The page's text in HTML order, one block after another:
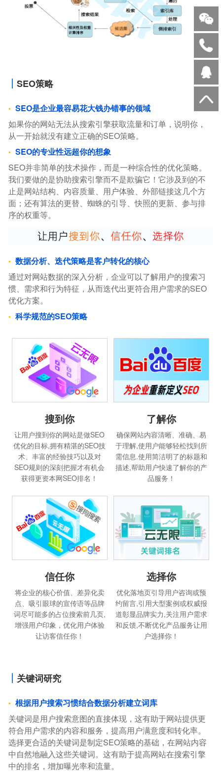
SEO策略
SEO是企业最容易花大钱办错事的领域
如果你的网站无法从搜索引擎获取流量和订单，说明你，
从一开始就没有建立正确的SEO策略。
SEO的专业性远超你的想象
SEO并非简单的技术操作，而是一种综合性的优化策略。
我们要做的是协助搜索引擎而不是欺骗它！它涉及到的不
止是网站结构、内容质量、用户体验、外部链接这几个方
面；还有算法的更替、蜘蛛的引导、快照的更新、参与排
序的权重等。
数据分析、迭代策略是客户转化的核心
通过对网站数据的深入分析，企业可以了解用户的搜索习
惯、需求和行为特征，从而迭代出更符合用户需求的SEO
优化方案。
科学规范的SEO策略
搜到你
让用户搜到你的网站是做SEO
优化的目标,拥有精湛的SEO技
术、丰富的经验技巧以及对
SEO规则的深刻把握才有机会
获得更资本网SEO排名！
了解你
确保网站内容清晰、准确、易
于理解,使用户能够轻松找到所
需信息.使用简洁明了的标题和
描述,帮助用户快速了解你的产
品服务！
信任你
将企业的核心价值、差异化卖
点、吸引眼球的宣传语等品牌
词尽可能多的占位搜索前几页,
增强用户印象，优化用户体验
让访客信任你！
选择你
优化落地页引导用户咨询或预
约留言,引用大型案例或权威报
道彰显品牌实力,关注用户需求
和反馈,不断优化产品服务让用
户选择你！
关键词研究
根据用户搜索习惯结合数据分析建立词库
关键词是用户搜索意图的直接体现，这有助于网站提供更
符合用户需求的内容和服务，提高用户满意度和转化率。
选择更合适的关键词是制定SEO策略的基础，在网站内容
中自然地融入这些关键词。这有助于提高网站在搜索引擎
中的排名，增加曝光率和流量。